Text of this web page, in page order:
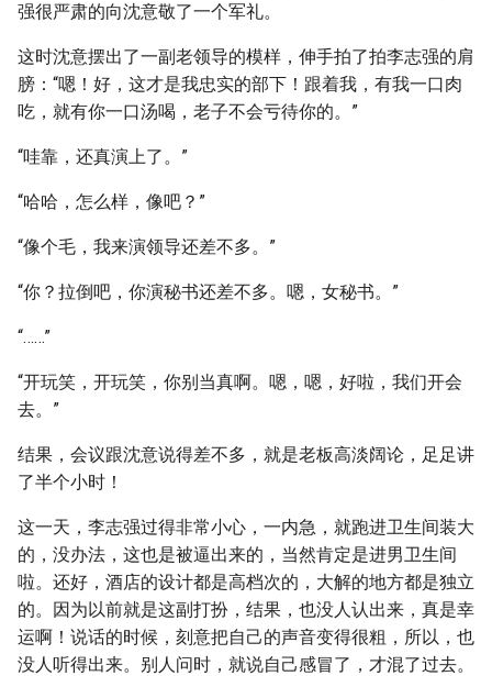
强很严肃的向沈意敬了一个军礼。
这时沈意摆出了一副老领导的模样，伸手拍了拍李志强的肩
膀：“嗯！好，这才是我忠实的部下！跟着我，有我一口肉
吃，就有你一口汤喝，老子不会亏待你的。”
“哇靠，还真演上了。”
“哈哈，怎么样，像吧？”
“像个毛，我来演领导还差不多。”
“你？拉倒吧，你演秘书还差不多。嗯，女秘书。”
“……”
“开玩笑，开玩笑，你别当真啊。嗯，嗯，好啦，我们开会
去。”
结果，会议跟沈意说得差不多，就是老板高淡阔论，足足讲
了半个小时！
这一天，李志强过得非常小心，一内急，就跑进卫生间装大
的，没办法，这也是被逼出来的，当然肯定是进男卫生间
啦。还好，酒店的设计都是高档次的，大解的地方都是独立
的。因为以前就是这副打扮，结果，也没人认出来，真是幸
运啊！说话的时候，刻意把自己的声音变得很粗，所以，也
没人听得出来。别人问时，就说自己感冒了，才混了过去。